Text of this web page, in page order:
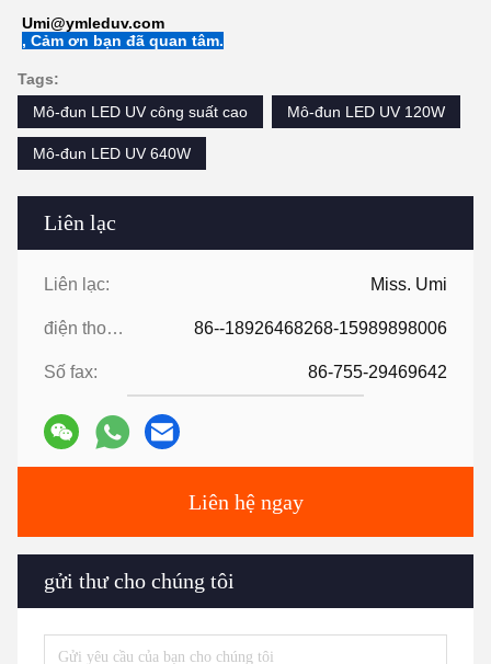
Liên lạc
Liên lạc: Miss. Umi
điện thoại: 86--18926468268-15989898006
Số fax: 86-755-29469642
Liên hệ ngay
gửi thư cho chúng tôi
Umi@ymleduv.com
, Cảm ơn bạn đã quan tâm.
Tags:
Mô-đun LED UV công suất cao
Mô-đun LED UV 120W
Mô-đun LED UV 640W